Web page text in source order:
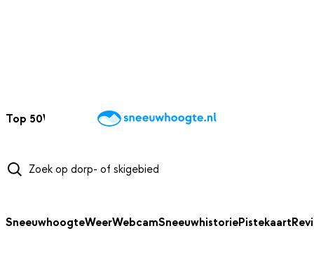
Top 50Webcams WintersportweerKaarten
SneeuwhoogteWeerWebcamSneeuwhistoriePistekaart